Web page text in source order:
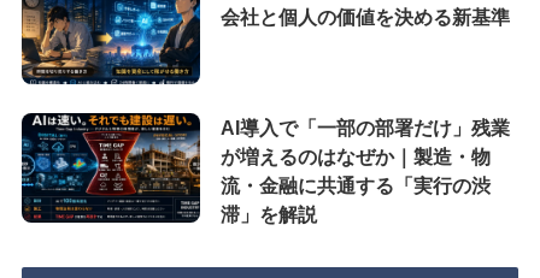
会社と個人の価値を決める新基準
AI導入で「一部の部署だけ」残業
が増えるのはなぜか｜製造・物
流・金融に共通する「実行の渋
滞」を解説